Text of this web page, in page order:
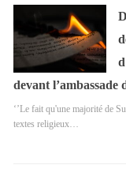
devant l’ambassade
‘’Le fait qu'une majorité de
textes religieux…